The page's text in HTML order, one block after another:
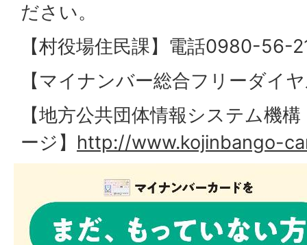
ださい。
【村役場住民課】電話0980-56-
【マイナンバー総合フリーダイ
【地方公共団体情報システム機
ージ】 http://www.kojinbango-